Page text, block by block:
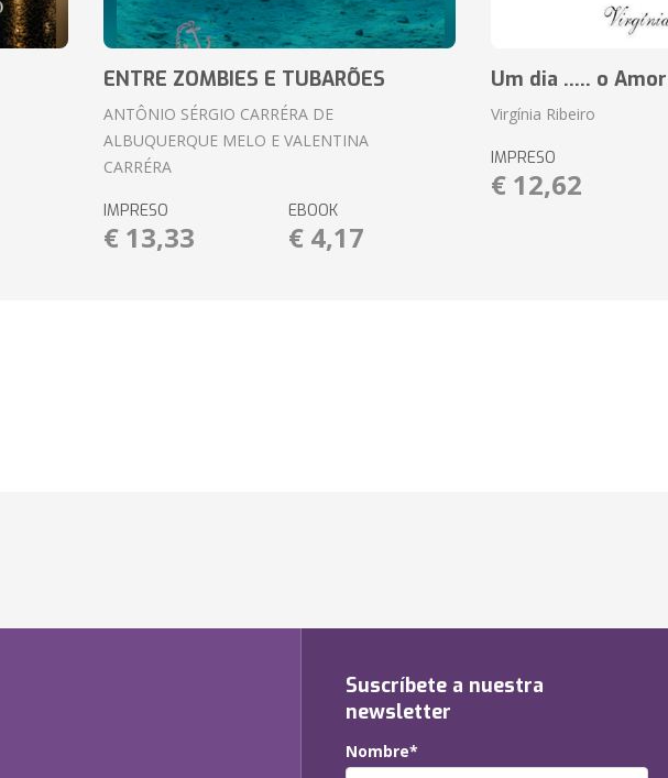
ENTRE ZOMBIES E TUBARÕES
ANTÔNIO SÉRGIO CARRÉRA DE
ALBUQUERQUE MELO E VALENTINA
CARRÉRA
IMPRESO
€ 13,33
EBOOK
€ 4,17
Um dia ..... o Amor
Virgínia Ribeiro
IMPRESO
€ 12,62
Suscríbete a nuestra
newsletter
Nombre*